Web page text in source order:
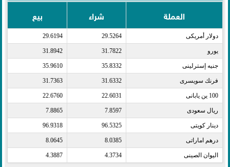
العملة شراء بيع
دولار أمريكى​ 29.5264
29.6194
يورو​ 31.7822
31.8942
جنيه إسترلينى​ 35.8332
35.9610
فرنك سويسرى​ 31.6332
31.7363
100 ين يابانى​ 22.6031
22.6760
ريال سعودى​ 7.8597
7.8865
دينار كويتى​ 96.5325
96.9318
درهم اماراتى​ 8.0385
8.0645
اليوان الصينى​ 4.3734
4.3887